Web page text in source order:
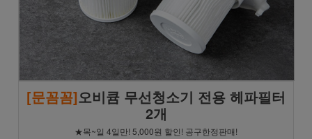
[문꼼꼼]오비큠 무선청소기 전용 헤파필터
2개
★목~일 4일만! 5,000원 할인! 공구한정판매!